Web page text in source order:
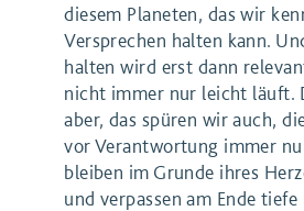
diesem Planeten, das wir
Versprechen halten kann.
halten wird erst dann
nicht immer nur leicht läuft.
aber, das spüren wir auch,
vor Verantwortung immer
bleiben im Grunde ihres
und verpassen am Ende